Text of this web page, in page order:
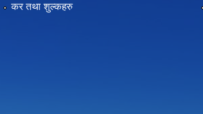
कर तथा शुल्कहरु